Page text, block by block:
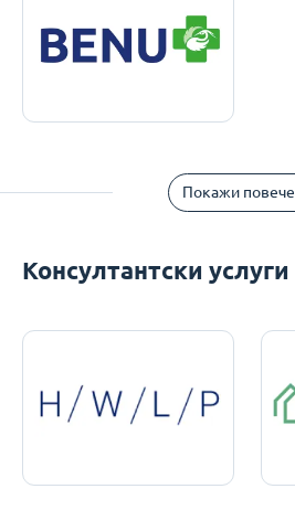
Покажи повече
Консултантски услуги